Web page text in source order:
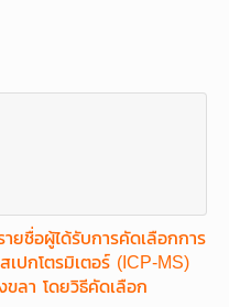
ยชื่อผู้ได้รับการคัดเลือกการ
เปกโตรมิเตอร์ (ICP-MS)
ลา โดยวิธีคัดเลือก